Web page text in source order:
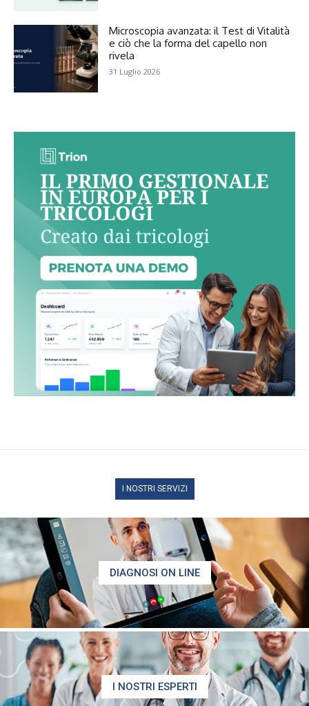
Microscopia avanzata: il Test di Vitalità
e ciò che la forma del capello non
rivela
31 Luglio 2026
I NOSTRI SERVIZI
DIAGNOSI ON LINE
I NOSTRI ESPERTI